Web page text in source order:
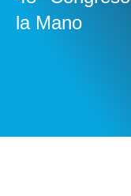
la Mano